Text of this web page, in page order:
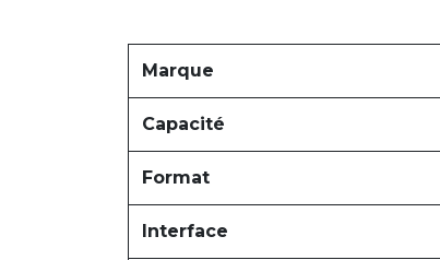
Marque
Capacité
Format
Interface